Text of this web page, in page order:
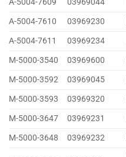
A-5004-7609 03969044
A-5004-7610
03969230
A-5004-7611
03969234
M-5000-3540
03969600
M-5000-3592
03969045
M-5000-3593
03969320
M-5000-3647
03969231
M-5000-3648
03969232